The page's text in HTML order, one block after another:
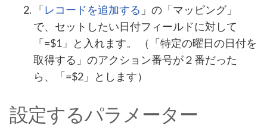
「レコードを追加する 」の「マッピング」
で、セットしたい日付フィールドに対して
「=$1」と入れます。 （「特定の曜日の日付を
取得する」のアクション番号が２番だった
ら、「=$2」とします）
設定するパラメーター